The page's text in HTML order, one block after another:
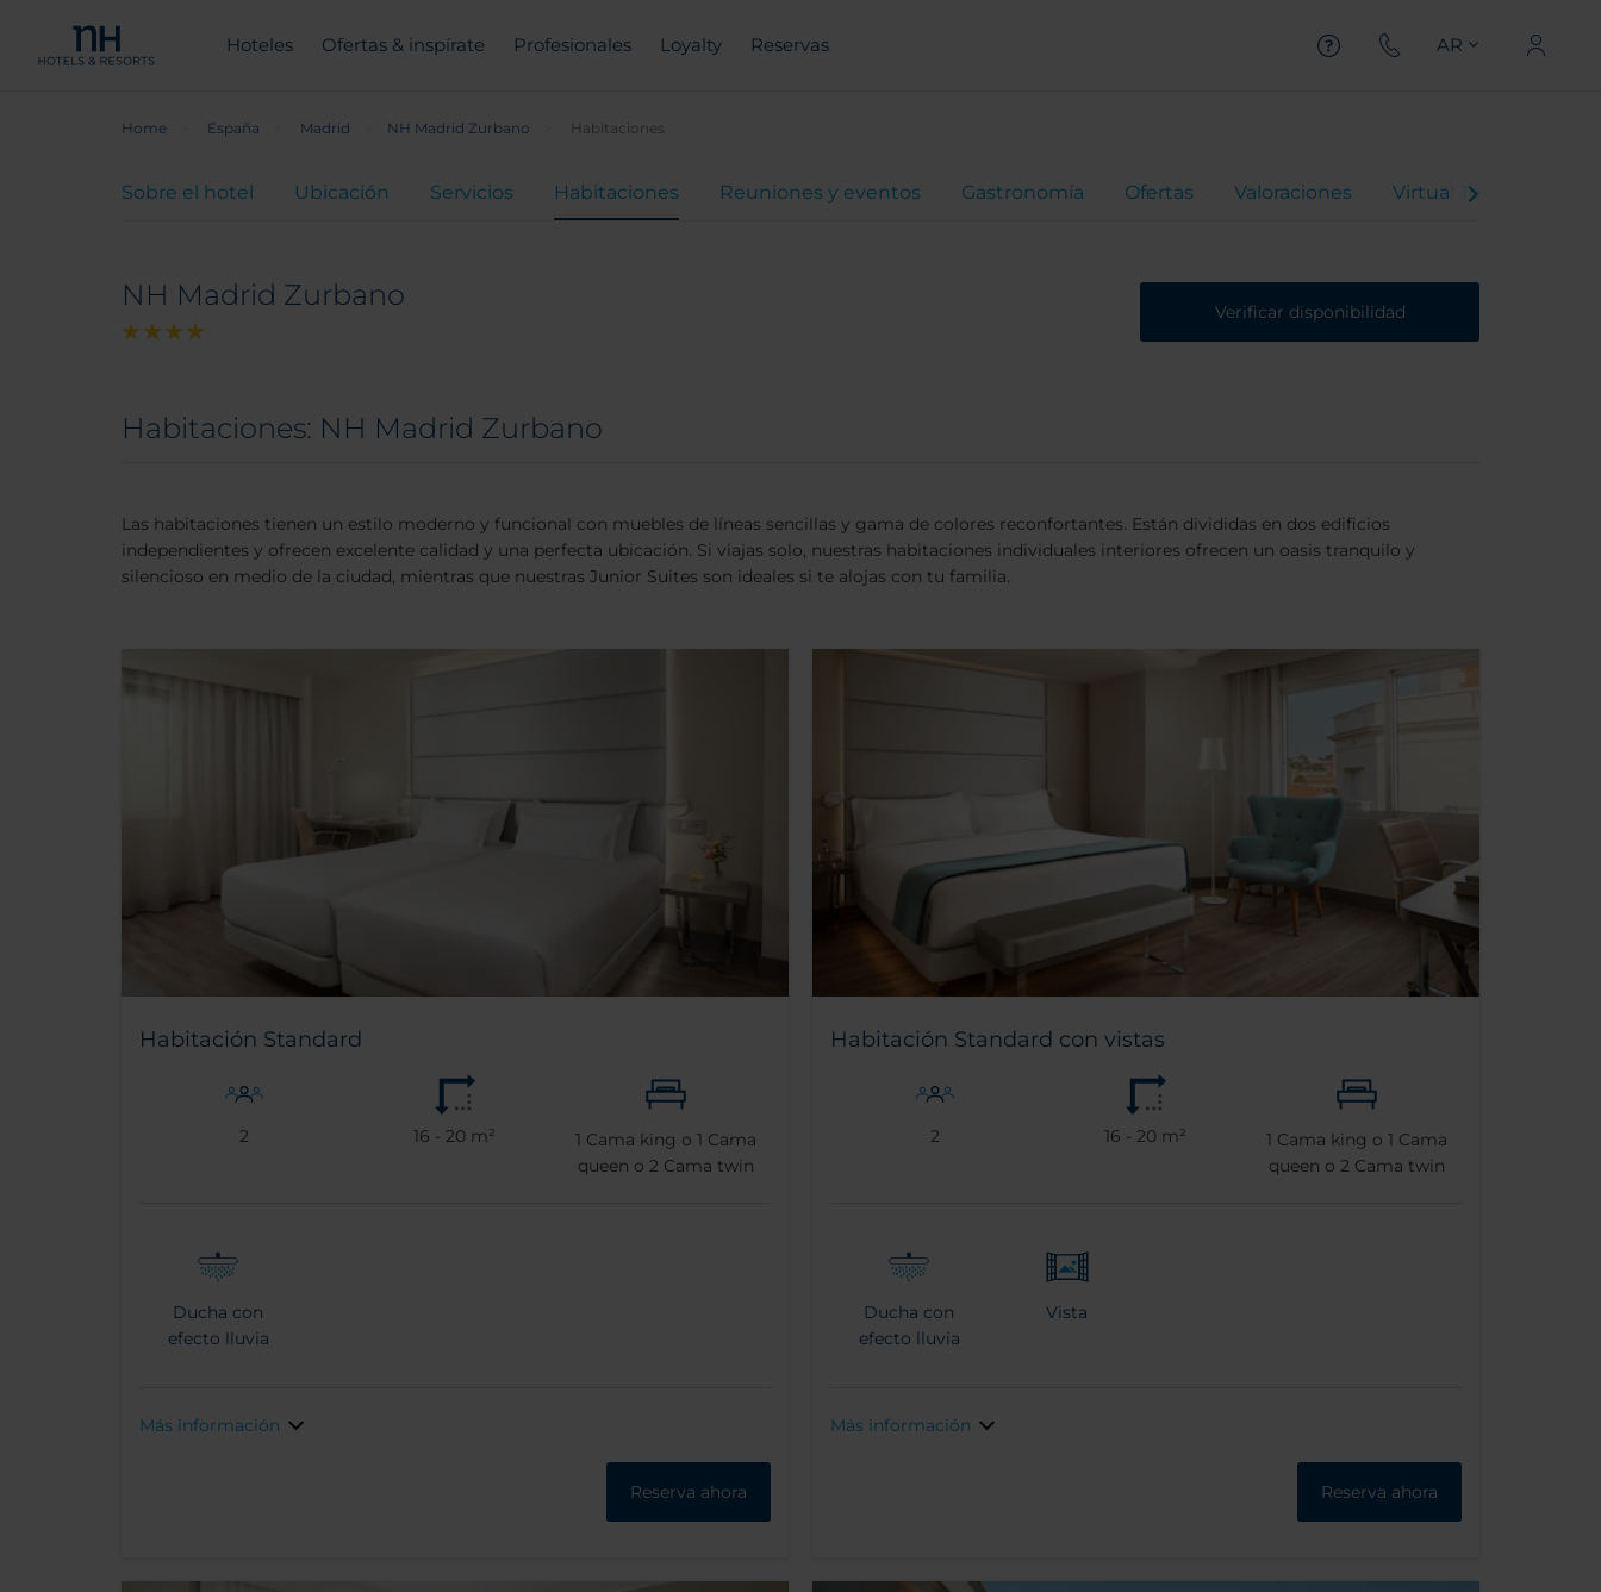
Hoteles Ofertas & inspírate Profesionales Loyalty Reservas AR
Home España Madrid NH Madrid Zurbano Habitaciones
Sobre el hotel Ubicación Servicios Habitaciones Reuniones y eventos Gastronomía Ofertas Valoraciones Virtual Tour
NH Madrid Zurbano Verificar disponibilidad
Habitaciones: NH Madrid Zurbano
Las habitaciones tienen un estilo moderno y funcional con muebles de líneas sencillas y gama de colores reconfortantes. Están divididas en dos edificios
independientes y ofrecen excelente calidad y una perfecta ubicación. Si viajas solo, nuestras habitaciones individuales interiores ofrecen un oasis tranquilo y
silencioso en medio de la ciudad, mientras que nuestras Junior Suites son ideales si te alojas con tu familia.
Habitación Standard
2 16 - 20 m² 1 Cama king o 1 Cama
queen o 2 Cama twin
Ducha con
efecto lluvia
Más información
Reserva ahora
Habitación Standard con vistas
2 16 - 20 m² 1 Cama king o 1 Cama
queen o 2 Cama twin
Ducha con
efecto lluvia
Vista
Más información
Reserva ahora